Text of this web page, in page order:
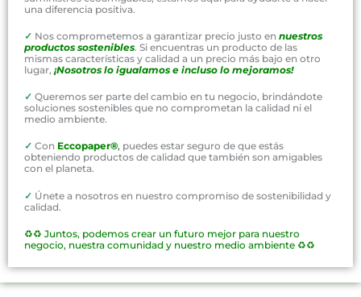
una diferencia positiva.
✓ Nos comprometemos a garantizar precio justo en nuestros
productos sostenibles. Si encuentras un producto de las
mismas características y calidad a un precio más bajo en otro
lugar, ¡Nosotros lo igualamos e incluso lo mejoramos!
✓ Queremos ser parte del cambio en tu negocio, brindándote
soluciones sostenibles que no comprometan la calidad ni el
medio ambiente.
✓ Con Eccopaper®, puedes estar seguro de que estás
obteniendo productos de calidad que también son amigables
con el planeta.
✓ Únete a nosotros en nuestro compromiso de sostenibilidad y
calidad.
♻️♻️ Juntos, podemos crear un futuro mejor para nuestro
negocio, nuestra comunidad y nuestro medio ambiente ♻️♻️